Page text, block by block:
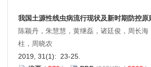
我国土源性线虫病流行现状及新时期防控原
陈颖丹，朱慧慧，黄继磊，诸廷俊，周长
柱，周晓农
2019, 31(1): 23-25.